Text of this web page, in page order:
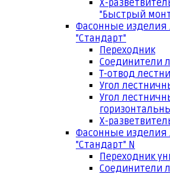
Х-
"Быстрый
Фасонные изделия
"Стандарт"
Переходник
Соединители
Т-отвод
Угол
Угол
Х-
Фасонные изделия
"Стандарт" N
Переходник
Соединители